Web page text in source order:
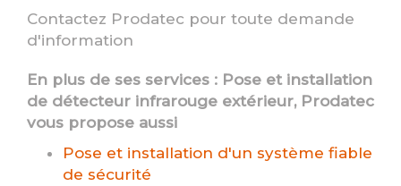
Contactez Prodatec pour toute demande
d'information
En plus de ses services : Pose et installation
de détecteur infrarouge extérieur, Prodatec
vous propose aussi
Pose et installation d'un système fiable
de sécurité